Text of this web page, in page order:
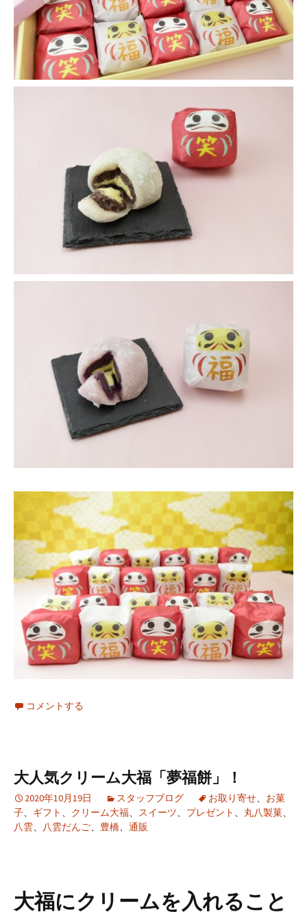
コメントする
大人気クリーム大福「夢福餅」！
2020年10月19日 スタッフブログ お取り寄せ、 お菓
子、 ギフト 、 クリーム大福、 スイーツ、 プレゼント 、 丸八製菓、
八雲、 八雲だんご、 豊橋、 通販
大福にクリームを入れること